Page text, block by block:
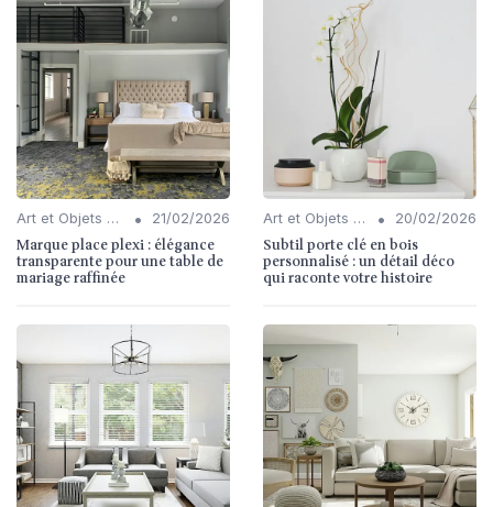
Art et Objets Décoratifs • 21/02/2026
Marque place plexi : élégance
transparente pour une table de
mariage raffinée
Art et Objets Décoratifs • 20/02/2026
Subtil porte clé en bois
personnalisé : un détail déco
qui raconte votre histoire